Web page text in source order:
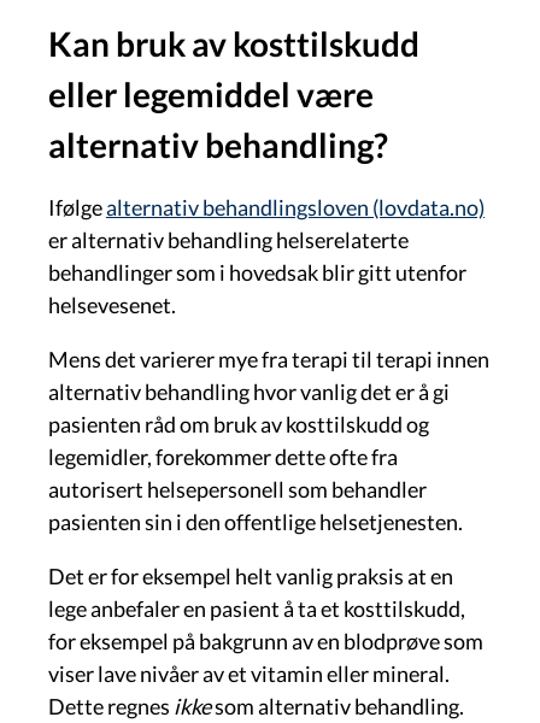
Kan bruk av kosttilskudd
eller legemiddel være
alternativ behandling?
Ifølgealternativ behandlingsloven (lovdata.no)
er alternativ behandling helserelaterte
behandlinger som i hovedsak blir gitt utenfor
helsevesenet.
Mens det varierer mye fra terapi til terapi innen
alternativ behandling hvor vanlig det er å gi
pasienten råd om bruk av kosttilskudd og
legemidler, forekommer dette ofte fra
autorisert helsepersonell som behandler
pasienten sin i den offentlige helsetjenesten.
Det er for eksempel helt vanlig praksis at en
lege anbefaler en pasient å ta et kosttilskudd,
for eksempel på bakgrunn av en blodprøve som
viser lave nivåer av et vitamin eller mineral.
Dette regnes ikkesom alternativ behandling.